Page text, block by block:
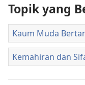
Topik yang
Kaum Muda
Kemahiran dan